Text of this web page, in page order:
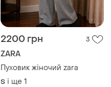
2200 грн 3
ZARA
Пуховик жіночий zara
S і ще 1